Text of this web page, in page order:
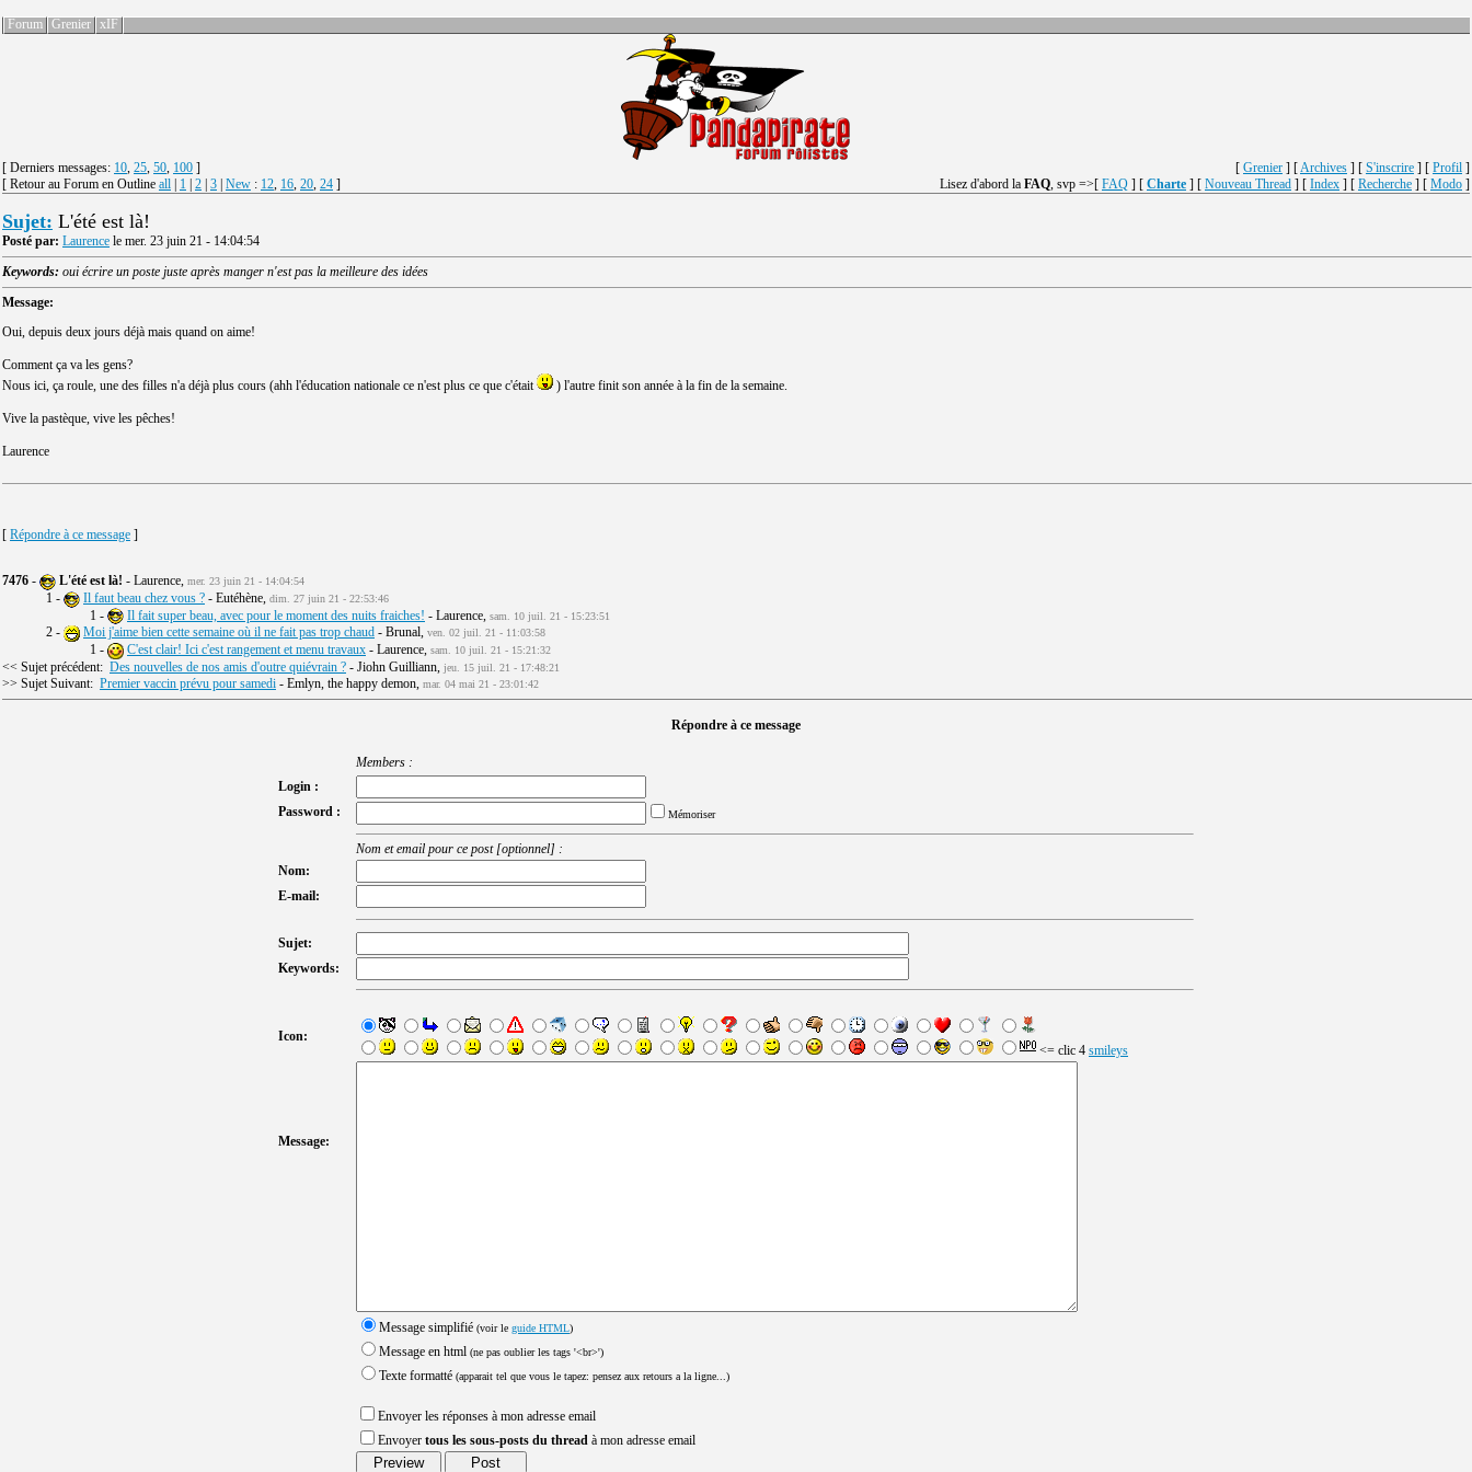
Forum Grenier xIF
[ Derniers messages: 10, 25, 50, 100 ]
[ Retour au Forum en Outline all 1 2 3 New : 12, 16, 20, 24 ]
[ Grenier ] [Archives ] [ S'inscrire ] [ Profil ]
Lisez d'abord la FAQ, svp =>[ FAQ ] [ Charte ] [ Nouveau Thread ] [ Index ] [ Recherche ] [ Modo ]
Sujet: L'été est là!
Posté par: Laurence le mer. 23 juin 21 - 14:04:54
Keywords: oui écrire un poste juste après manger n'est pas la meilleure des idées
Message:
Oui, depuis deux jours déjà mais quand on aime!
Comment ça va les gens?
Nous ici, ça roule, une des filles n'a déjà plus cours (ahh l'éducation nationale ce n'est plus ce que c'était
) l'autre finit son année à la fin de la semaine.
Vive la pastèque, vive les pêches!
Laurence
[ Répondre à ce message ]
7476 - L'été est là! - Laurence, mer. 23 juin 21 - 14:04:54
1 - Il faut beau chez vous ? - Eutéhène, dim. 27 juin 21 - 22:53:46
1 - Il fait super beau, avec pour le moment des nuits fraiches! - Laurence, sam. 10 juil. 21 - 15:23:51
2 - Moi j'aime bien cette semaine où il ne fait pas trop chaud - Brunal, ven. 02 juil. 21 - 11:03:58
1 - C'est clair! Ici c'est rangement et menu travaux - Laurence, sam. 10 juil. 21 - 15:21:32
<< Sujet précédent: Des nouvelles de nos amis d'outre quiévrain ? - Jiohn Guilliann, jeu. 15 juil. 21 - 17:48:21
>> Sujet Suivant: Premier vaccin prévu pour samedi - Emlyn, the happy demon, mar. 04 mai 21 - 23:01:42
Répondre à ce message
Members :
Login :
Password :
Mémoriser
Nom et email pour ce post [optionnel] :
Nom:
E-mail:
Sujet:
Keywords:
Icon:
<= clic 4 smileys
Message:
Message simplifié (voir le guide HTML)
Message en html (ne pas oublier les tags '<br>')
Texte formatté (apparait tel que vous le tapez: pensez aux retours a la ligne...)
Envoyer les réponses à mon adresse email
Envoyer tous les sous-posts du thread à mon adresse email